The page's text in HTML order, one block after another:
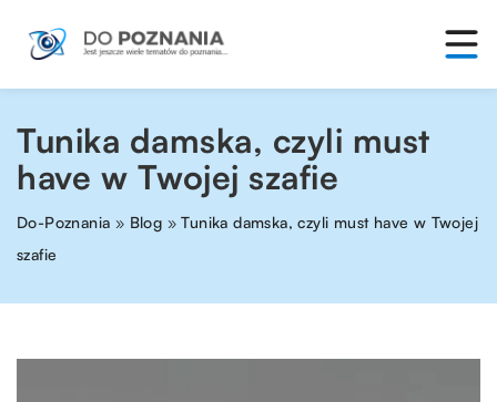
Tunika damska, czyli must
have w Twojej szafie
Do-Poznania » Blog »Tunika damska, czyli must have w Twojej
szafie